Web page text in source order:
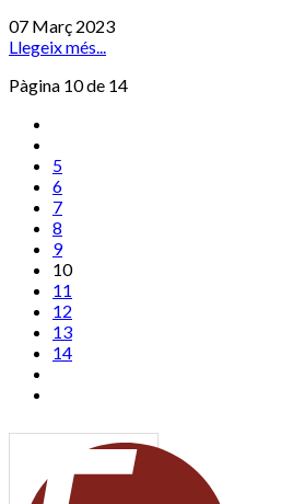
07 Març 2023
Llegeix més...
Pàgina 10 de 14
5
6
7
8
9
10
11
12
13
14